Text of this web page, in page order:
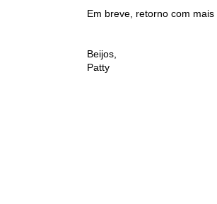
Em breve, retorno com
Beijos,
Patty